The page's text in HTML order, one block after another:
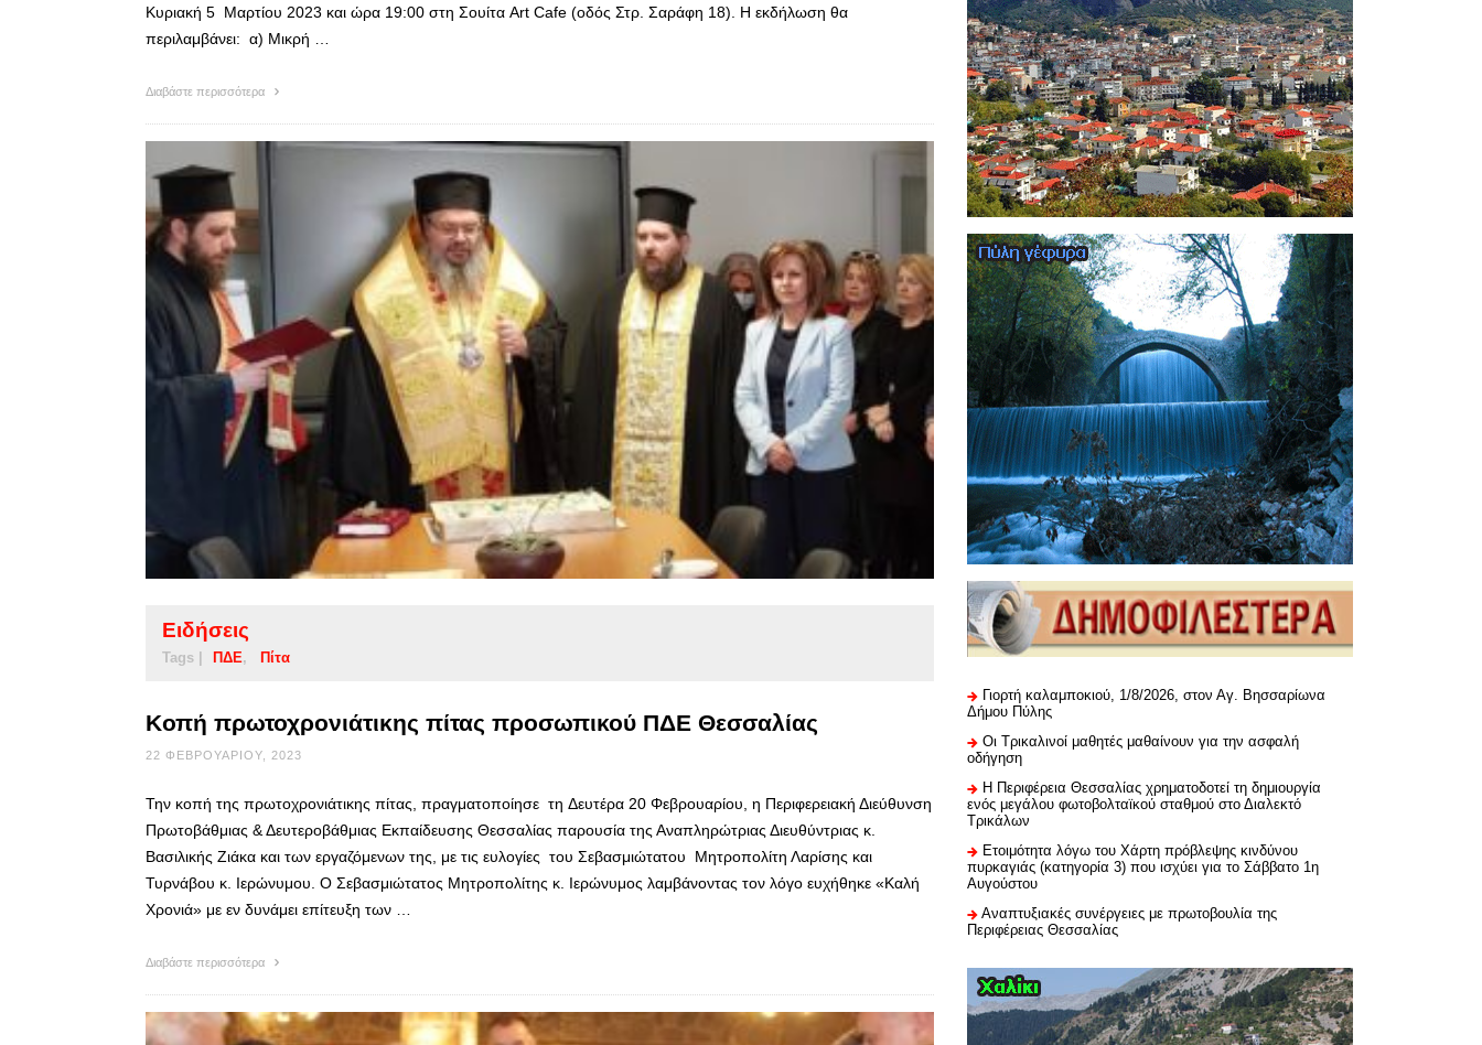
Κυριακή 5 Μαρτίου 2023 και ώρα 19:00 στη Σουίτα Art Cafe (οδός Στρ. Σαράφη 18). Η εκδήλωση θα
περιλαμβάνει: α) Μικρή …
Διαβάστε περισσότερα
Ειδήσεις
Tags | ΠΔΕ Πίτα
Κοπή πρωτοχρονιάτικης πίτας προσωπικού ΠΔΕ Θεσσαλίας
22 ΦΕΒΡΟΥΑΡΊΟΥ, 2023
Την κοπή της πρωτοχρονιάτικης πίτας, πραγματοποίησε τη Δευτέρα 20 Φεβρουαρίου, η Περιφερειακή Διεύθυνση
Πρωτοβάθμιας & Δευτεροβάθμιας Εκπαίδευσης Θεσσαλίας παρουσία της Αναπληρώτριας Διευθύντριας κ.
Βασιλικής Ζιάκα και των εργαζόμενων της, με τις ευλογίες του Σεβασμιώτατου Μητροπολίτη Λαρίσης και
Τυρνάβου κ. Ιερώνυμου. Ο Σεβασμιώτατος Μητροπολίτης κ. Ιερώνυμος λαμβάνοντας τον λόγο ευχήθηκε «Καλή
Χρονιά» με εν δυνάμει επίτευξη των …
Διαβάστε περισσότερα
Γιορτή καλαμποκιού, 1/8/2026, στον Αγ. Βησσαρίωνα
Δήμου Πύλης
Οι Τρικαλινοί μαθητές μαθαίνουν για την ασφαλή
οδήγηση
H Περιφέρεια Θεσσαλίας χρηματοδοτεί τη δημιουργία
ενός μεγάλου φωτοβολταϊκού σταθμού στο Διαλεκτό
Τρικάλων
Ετοιμότητα λόγω του Χάρτη πρόβλεψης κινδύνου
πυρκαγιάς (κατηγορία 3) που ισχύει για το Σάββατο 1η
Αυγούστου
Αναπτυξιακές συνέργειες με πρωτοβουλία της
Περιφέρειας Θεσσαλίας